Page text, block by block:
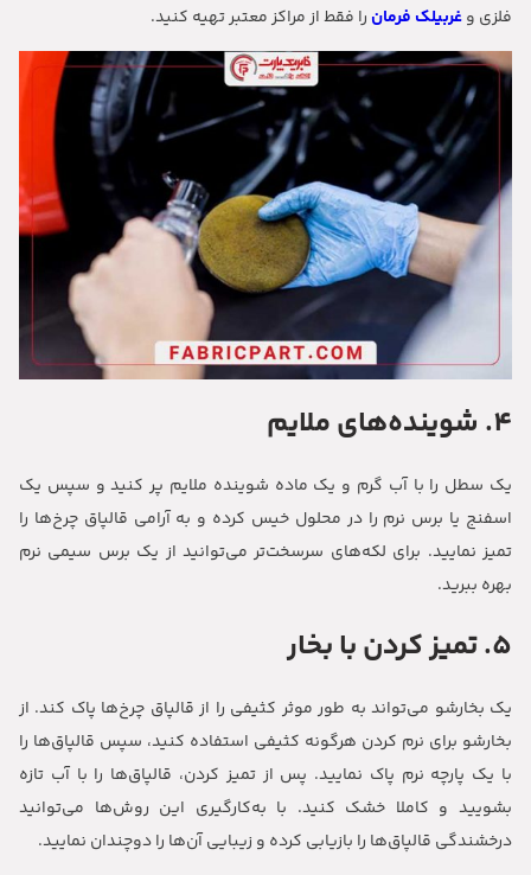
فلزی وغربیلک فرمان را فقط از مراکز معتبر تهیه کنید.
4. شوینده‌های ملایم
یک سطل را با آب گرم و یک ماده شوینده ملایم پر کنید و سپس یک
اسفنج یا برس نرم را در محلول خیس کرده و به آرامی قالپاق چرخ‌ها را
تمیز نمایید. برای لکه‌های سرسخت‌تر می‌توانید از یک برس سیمی نرم
بهره ببرید.
5. تمیز کردن با بخار
یک بخارشو می‌تواند به طور موثر کثیفی را از قالپاق چرخ‌ها پاک کند. از
بخارشو برای نرم کردن هرگونه کثیفی استفاده کنید، سپس قالپاق‌ها را
با یک پارچه نرم پاک نمایید. پس از تمیز کردن، قالپاق‌ها را با آب تازه
بشویید و کاملا خشک کنید. با به‌کارگیری این روش‌ها می‌توانید
درخشندگی قالپاق‌ها را بازیابی کرده و زیبایی آن‌ها را دوچندان نمایید.